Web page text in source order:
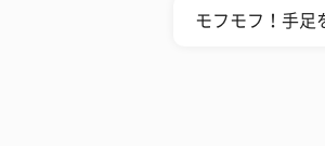
モフモフ！手足